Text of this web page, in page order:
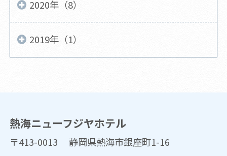
2020年（8）
2019年（1）
熱海ニューフジヤホテル
〒413-0013 静岡県熱海市銀座町1-16